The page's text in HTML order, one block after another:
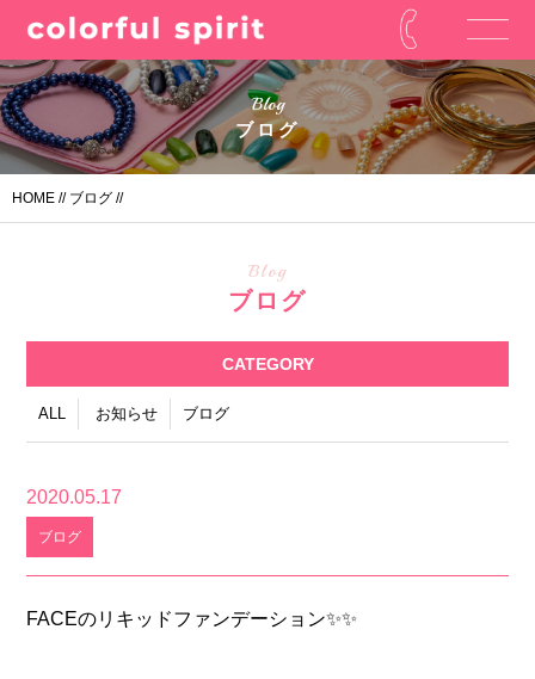
Blog
ブログ
HOME // ブログ //
Blog
ブログ
CATEGORY
ALL お知らせ ブログ
2020.05.17
ブログ
FACEのリキッドファンデーション✨✨